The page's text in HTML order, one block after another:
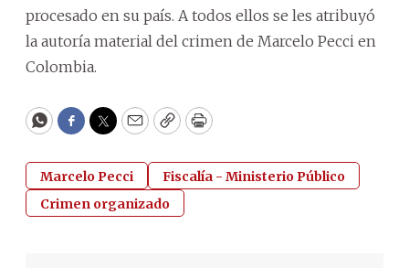
procesado en su país. A todos ellos se les atribuyó
la autoría material del crimen de Marcelo Pecci en
Colombia.
WhatsApp
Facebook
Twitter
EmailCopyPrint
Marcelo Pecci
Fiscalía - Ministerio Público
Crimen organizado